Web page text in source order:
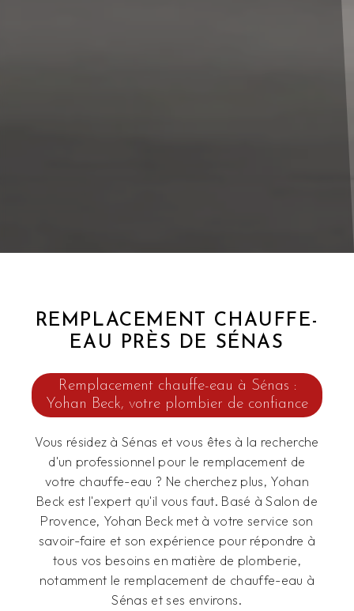
REMPLACEMENT CHAUFFE-
EAU PRÈS DE SÉNAS
Remplacement chauffe-eau à Sénas :
Yohan Beck, votre plombier de confiance
Vous résidez à Sénas et vous êtes à la recherche
d'un professionnel pour le remplacement de
votre chauffe-eau ? Ne cherchez plus, Yohan
Beck est l'expert qu'il vous faut. Basé à Salon de
Provence, Yohan Beck met à votre service son
savoir-faire et son expérience pour répondre à
tous vos besoins en matière de plomberie,
notamment le remplacement de chauffe-eau à
Sénas et ses environs.